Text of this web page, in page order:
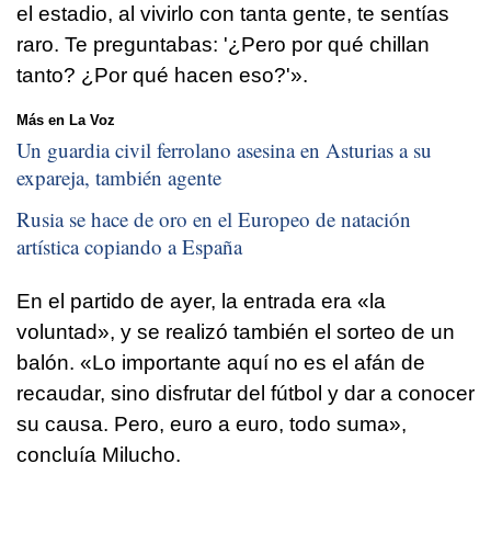
el estadio, al vivirlo con tanta gente, te sentías
raro. Te preguntabas: '¿Pero por qué chillan
tanto? ¿Por qué hacen eso?'».
Más en La Voz
Un guardia civil ferrolano asesina en Asturias a su
expareja, también agente
Rusia se hace de oro en el Europeo de natación
artística copiando a España
En el partido de ayer, la entrada era «la
voluntad», y se realizó también el sorteo de un
balón. «Lo importante aquí no es el afán de
recaudar, sino disfrutar del fútbol y dar a conocer
su causa. Pero, euro a euro, todo suma»,
concluía Milucho.